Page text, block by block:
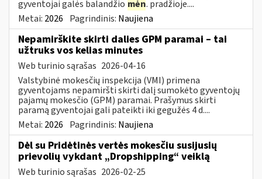
gyventojai galės balandžio mėn. pradžioje....
Metai: 2026 Pagrindinis: Naujiena
Nepamirškite skirti dalies GPM paramai – tai
užtruks vos kelias minutes
Web turinio sąrašas 2026-04-16
Valstybinė mokesčių inspekcija (VMI) primena
gyventojams nepamiršti skirti dalį sumokėto gyventojų
pajamų mokesčio (GPM) paramai. Prašymus skirti
paramą gyventojai gali pateikti iki gegužės 4 d....
Metai: 2026 Pagrindinis: Naujiena
Dėl su Pridėtinės vertės mokesčiu susijusių
prievolių vykdant „Dropshipping“ veiklą
Web turinio sąrašas 2026-02-25